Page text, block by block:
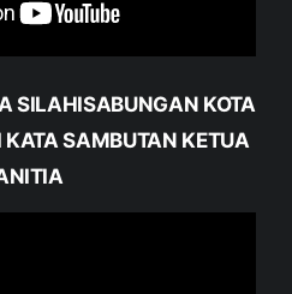
SILAHISABUNGAN KOTA
SAMBUTAN KETUA